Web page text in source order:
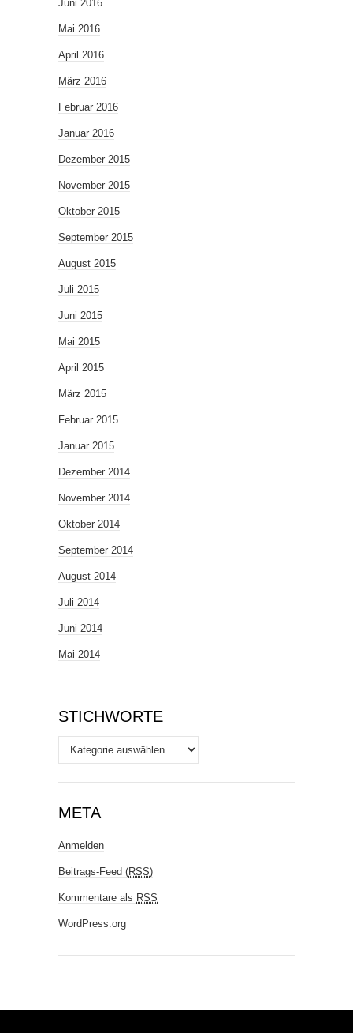
Juni 2016
Mai 2016
April 2016
März 2016
Februar 2016
Januar 2016
Dezember 2015
November 2015
Oktober 2015
September 2015
August 2015
Juli 2015
Juni 2015
Mai 2015
April 2015
März 2015
Februar 2015
Januar 2015
Dezember 2014
November 2014
Oktober 2014
September 2014
August 2014
Juli 2014
Juni 2014
Mai 2014
STICHWORTE
Stichworte
META
Anmelden
Beitrags-Feed (RSS)
Kommentare als RSS
WordPress.org